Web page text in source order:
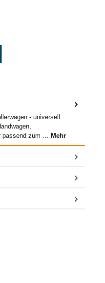
- universell
passend zum … Mehr